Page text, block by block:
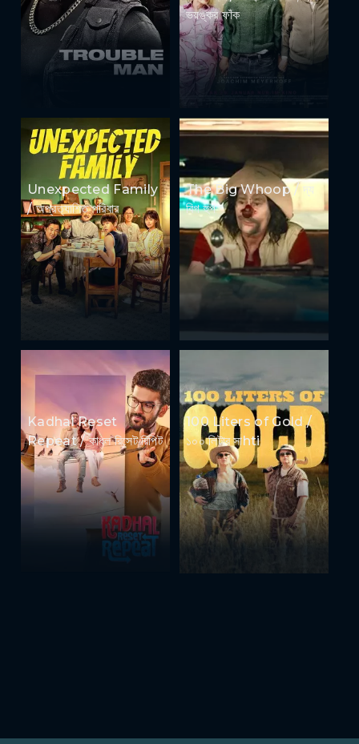
ভয়ঙ্কর ফাঁক
Unexpected Family
/ অপ্রত্যাশিত পরিবার
The Big Whoop / দ্য
বিগ হুপ
Kadhal Reset
Repeat / কাধল রিসেট রিপিট
100 Liters of Gold /
১০০ লিটার সাhti